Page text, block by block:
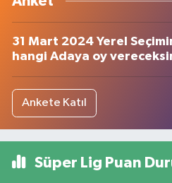
31 Mart 2024 Yerel
hangi Adaya oy
Ankete Katıl
Süper Lig Puan